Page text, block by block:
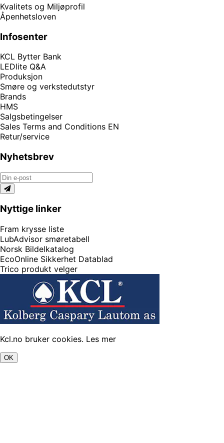
Kvalitets og Miljøprofil
Åpenhetsloven
Infosenter
KCL Bytter Bank
LEDlite Q&A
Produksjon
Smøre og verkstedutstyr
Brands
HMS
Salgsbetingelser
Sales Terms and Conditions EN
Retur/service
Nyhetsbrev
Nyttige linker
Fram krysse liste
LubAdvisor smøretabell
Norsk Bildelkatalog
EcoOnline Sikkerhet Datablad
Trico produkt velger
Kcl.no bruker cookies. Les mer
OK